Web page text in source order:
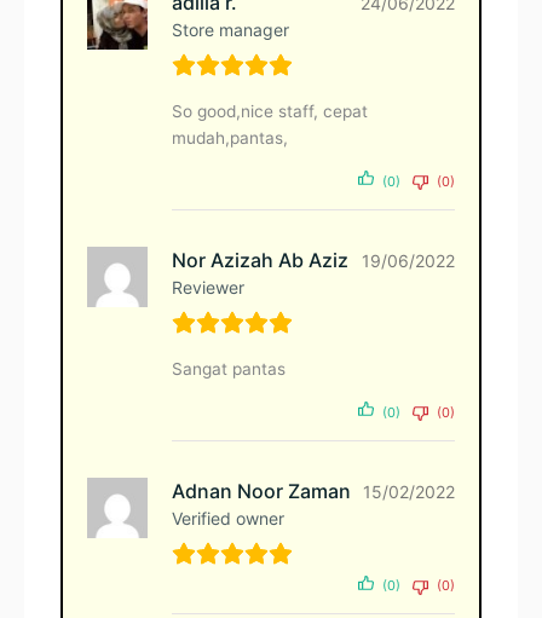
Store manager
So good,nice staff, cepat
mudah,pantas,
(0) (0)
Nor Azizah Ab Aziz
Reviewer
19/06/2022
Sangat pantas
(0) (0)
Adnan Noor Zaman
Verified owner
15/02/2022
(0) (0)